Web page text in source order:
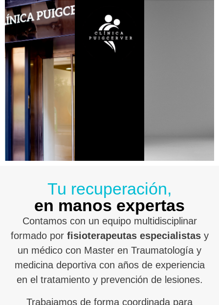
Tu recuperación,
en manos expertas
Contamos con un equipo multidisciplinar
formado por fisioterapeutas especialistasy
un médico con Master en Traumatología y
medicina deportiva con años de experiencia
en el tratamiento y prevención de lesiones.
Trabajamos de forma coordinada para